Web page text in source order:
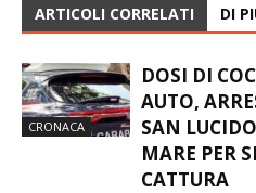
ARTICOLI CORRELATI DI
CRONACA
DOSI DI
AUTO,
SAN
MARE PER
CATTURA